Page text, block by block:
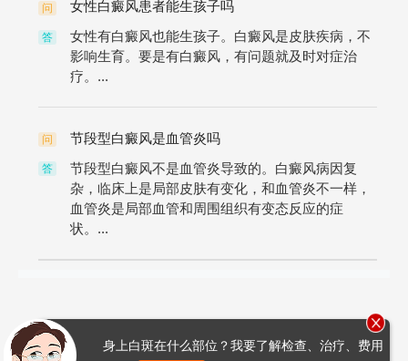
问 女性白癜风患者能生孩子吗
答
女性有白癜风也能生孩子。白癜风是皮肤疾病，不
影响生育。要是有白癜风，有问题就及时对症治
疗。...
问 节段型白癜风是血管炎吗
答
节段型白癜风不是血管炎导致的。白癜风病因复
杂，临床上是局部皮肤有变化，和血管炎不一样，
血管炎是局部血管和周围组织有变态反应的症
状。...
身上白斑在什么部位？我要了解检查、治疗、费用